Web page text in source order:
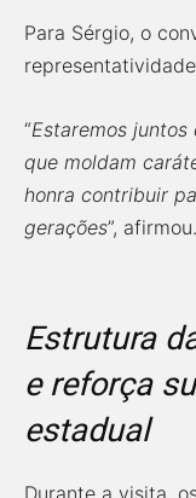
Para Sérgio, o
“Estaremos
que moldam
honra contribuir
gerações”, afirmou.
Estrutura
e reforça
estadual
Durante a visita,